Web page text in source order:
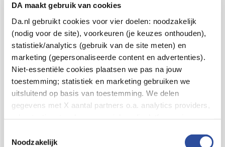
DA maakt gebruik van cookies
Da.nl gebruikt cookies voor vier doelen: noodzakelijk
(nodig voor de site), voorkeuren (je keuzes onthouden),
statistiek/analytics (gebruik van de site meten) en
marketing (gepersonaliseerde content en advertenties).
Niet-essentiële cookies plaatsen we pas na jouw
toestemming; statistiek en marketing gebruiken we
uitsluitend op basis van toestemming. We delen
gegevens met X aantal partners o.a. analytics providers,
en de bewaartermijnen per categorie. Je kunt je keuze op
Noodzakelijk
8.6 uit4.106 reviews
Over DA
Klantenservice
Assortiment
VolgDAop: